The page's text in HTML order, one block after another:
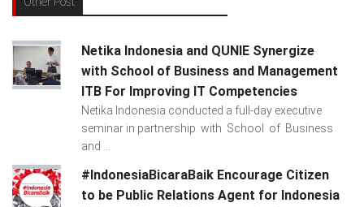
Netika Indonesia and QUNIE Synergize
with School of Business and Management
ITB For Improving IT Competencies
Netika Indonesia conducted a full-day executive
seminar in partnership with School of Business
and ...
#IndonesiaBicaraBaik Encourage Citizen
to be Public Relations Agent for Indonesia